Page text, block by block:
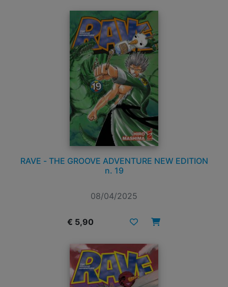
RAVE - THE GROOVE ADVENTURE NEW EDITION
n. 19
08/04/2025
€ 5,90